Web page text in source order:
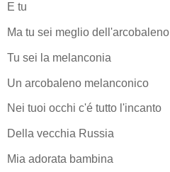
E tu
Ma tu sei meglio dell'arcobaleno
Tu sei la melanconia
Un arcobaleno melanconico
Nei tuoi occhi c'é tutto l'incanto
Della vecchia Russia
Mia adorata bambina